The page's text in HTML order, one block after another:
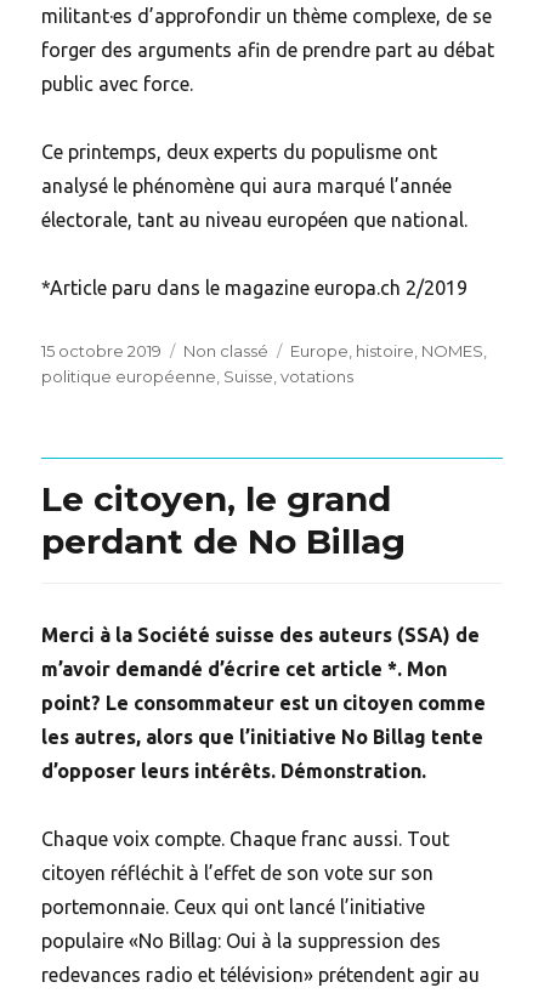
militant·es d’approfondir un thème complexe, de se
forger des arguments afin de prendre part au débat
public avec force.
Ce printemps, deux experts du populisme ont
analysé le phénomène qui aura marqué l’année
électorale, tant au niveau européen que national.
*Article paru dans le magazine europa.ch 2/2019
Posted
on
15 octobre 2019 Categories
Non classé Tags
Europe, histoire, NOMES,
politique européenne, Suisse,votations
Le citoyen, le grand
perdant de No Billag
Merci à la Société suisse des auteurs (SSA) de
m’avoir demandé d’écrire cet article *. Mon
point? Le consommateur est un citoyen comme
les autres, alors que l’initiative No Billag tente
d’opposer leurs intérêts. Démonstration.
Chaque voix compte. Chaque franc aussi. Tout
citoyen réfléchit à l’effet de son vote sur son
portemonnaie. Ceux qui ont lancé l’initiative
populaire «No Billag: Oui à la suppression des
redevances radio et télévision» prétendent agir au